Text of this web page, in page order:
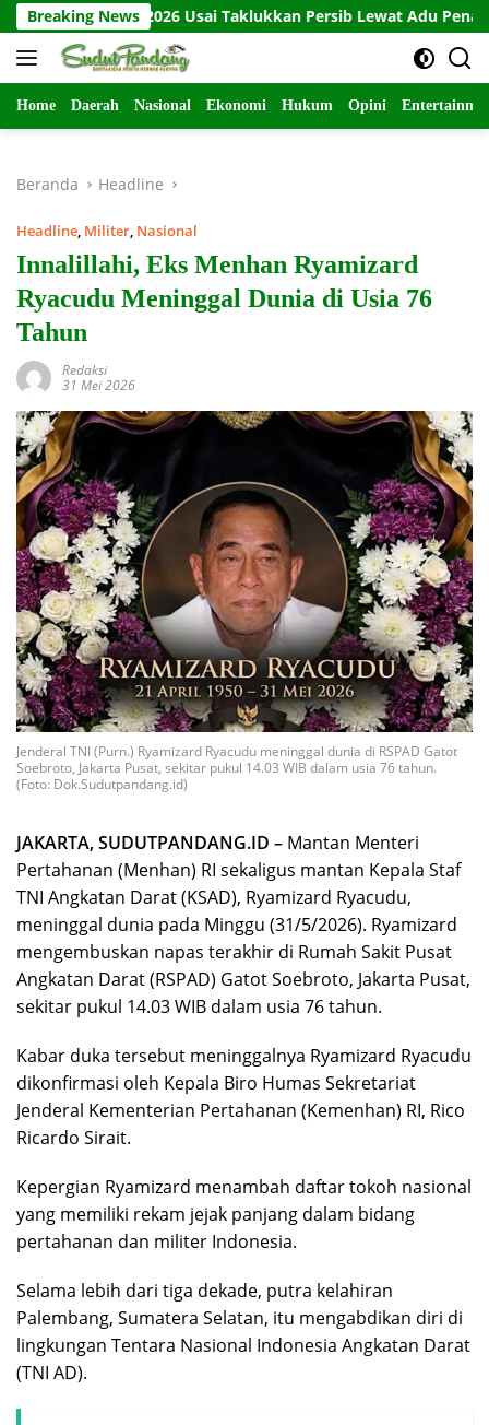
Langsung
ke
konten
Breaking News
2026 Usai Taklukkan Persib Lewat Adu Penalti
Home Daerah Nasional Ekonomi Hukum Opini
Beranda Headline
Headline, Militer, Nasional
Innalillahi, Eks Menhan Ryamizard
Ryacudu Meninggal Dunia di Usia 76
Tahun
Redaksi
31 Mei 2026
Jenderal TNI (Purn.) Ryamizard Ryacudu meninggal dunia di RSPAD Gatot
Soebroto, Jakarta Pusat, sekitar pukul 14.03 WIB dalam usia 76 tahun.
(Foto: Dok.Sudutpandang.id)
JAKARTA, SUDUTPANDANG.ID – Mantan Menteri
Pertahanan (Menhan) RI sekaligus mantan Kepala Staf
TNI Angkatan Darat (KSAD), Ryamizard Ryacudu,
meninggal dunia pada Minggu (31/5/2026). Ryamizard
mengembuskan napas terakhir di Rumah Sakit Pusat
Angkatan Darat (RSPAD) Gatot Soebroto, Jakarta Pusat,
sekitar pukul 14.03 WIB dalam usia 76 tahun.
Kabar duka tersebut meninggalnya Ryamizard Ryacudu
dikonfirmasi oleh Kepala Biro Humas Sekretariat
Jenderal Kementerian Pertahanan (Kemenhan) RI, Rico
Ricardo Sirait.
Kepergian Ryamizard menambah daftar tokoh nasional
yang memiliki rekam jejak panjang dalam bidang
pertahanan dan militer Indonesia.
Selama lebih dari tiga dekade, putra kelahiran
Palembang, Sumatera Selatan, itu mengabdikan diri di
lingkungan Tentara Nasional Indonesia Angkatan Darat
(TNI AD).